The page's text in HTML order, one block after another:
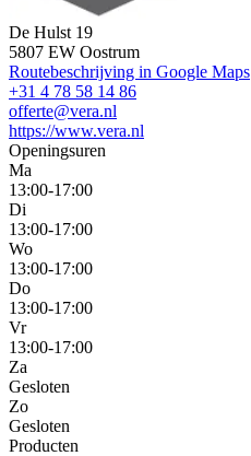
De Hulst 19
5807 EW Oostrum
Routebeschrijving in Google Maps
+31 4 78 58 14 86
offerte@vera.nl
https://www.vera.nl
Openingsuren
Ma
13:00-17:00
Di
13:00-17:00
Wo
13:00-17:00
Do
13:00-17:00
Vr
13:00-17:00
Za
Gesloten
Zo
Gesloten
Producten